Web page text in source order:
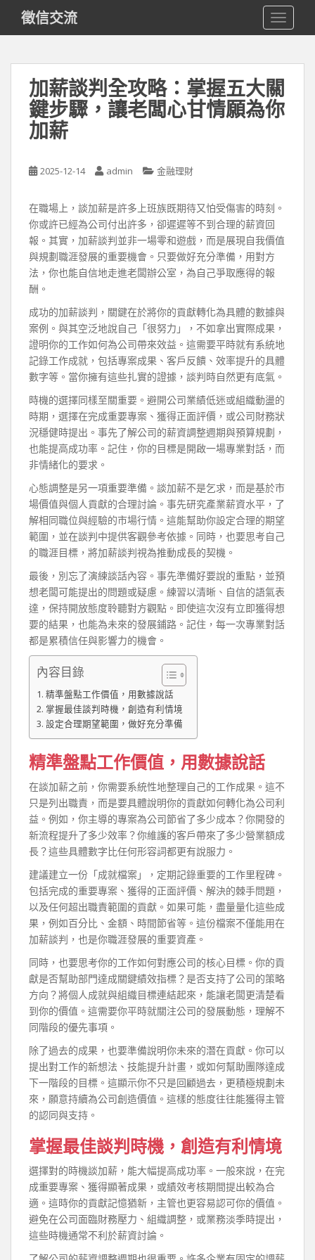
i
徵信交流
加薪談判全攻略：掌握五大關
鍵步驟，讓老闆心甘情願為你
加薪
2025-12-14 admin 金融理財
在職場上，談加薪是許多上班族既期待又怕受傷害的時刻。
你或許已經為公司付出許多，卻遲遲等不到合理的薪資回
報。其實，加薪談判並非一場零和遊戲，而是展現自我價值
與規劃職涯發展的重要機會。只要做好充分準備，用對方
法，你也能自信地走進老闆辦公室，為自己爭取應得的報
酬。
成功的加薪談判，關鍵在於將你的貢獻轉化為具體的數據與
案例。與其空泛地說自己「很努力」，不如拿出實際成果，
證明你的工作如何為公司帶來效益。這需要平時就有系統地
記錄工作成就，包括專案成果、客戶反饋、效率提升的具體
數字等。當你擁有這些扎實的證據，談判時自然更有底氣。
時機的選擇同樣至關重要。避開公司業績低迷或組織動盪的
時期，選擇在完成重要專案、獲得正面評價，或公司財務狀
況穩健時提出。事先了解公司的薪資調整週期與預算規劃，
也能提高成功率。記住，你的目標是開啟一場專業對話，而
非情緒化的要求。
心態調整是另一項重要準備。談加薪不是乞求，而是基於市
場價值與個人貢獻的合理討論。事先研究產業薪資水平，了
解相同職位與經驗的市場行情。這能幫助你設定合理的期望
範圍，並在談判中提供客觀參考依據。同時，也要思考自己
的職涯目標，將加薪談判視為推動成長的契機。
最後，別忘了演練談話內容。事先準備好要說的重點，並預
想老闆可能提出的問題或疑慮。練習以清晰、自信的語氣表
達，保持開放態度聆聽對方觀點。即使這次沒有立即獲得想
要的結果，也能為未來的發展鋪路。記住，每一次專業對話
都是累積信任與影響力的機會。
內容目錄
精準盤點工作價值，用數據說話
掌握最佳談判時機，創造有利情境
設定合理期望範圍，做好充分準備
精準盤點工作價值，用數據說話
在談加薪之前，你需要系統性地整理自己的工作成果。這不
只是列出職責，而是要具體說明你的貢獻如何轉化為公司利
益。例如，你主導的專案為公司節省了多少成本？你開發的
新流程提升了多少效率？你維護的客戶帶來了多少營業額成
長？這些具體數字比任何形容詞都更有說服力。
建議建立一份「成就檔案」，定期記錄重要的工作里程碑。
包括完成的重要專案、獲得的正面評價、解決的棘手問題，
以及任何超出職責範圍的貢獻。如果可能，盡量量化這些成
果，例如百分比、金額、時間節省等。這份檔案不僅能用在
加薪談判，也是你職涯發展的重要資產。
同時，也要思考你的工作如何對應公司的核心目標。你的貢
獻是否幫助部門達成關鍵績效指標？是否支持了公司的策略
方向？將個人成就與組織目標連結起來，能讓老闆更清楚看
到你的價值。這需要你平時就關注公司的發展動態，理解不
同階段的優先事項。
除了過去的成果，也要準備說明你未來的潛在貢獻。你可以
提出對工作的新想法、技能提升計畫，或如何幫助團隊達成
下一階段的目標。這顯示你不只是回顧過去，更積極規劃未
來，願意持續為公司創造價值。這樣的態度往往能獲得主管
的認同與支持。
掌握最佳談判時機，創造有利情境
選擇對的時機談加薪，能大幅提高成功率。一般來說，在完
成重要專案、獲得顯著成果，或績效考核期間提出較為合
適。這時你的貢獻記憶猶新，主管也更容易認可你的價值。
避免在公司面臨財務壓力、組織調整，或業務淡季時提出，
這些時機通常不利於薪資討論。